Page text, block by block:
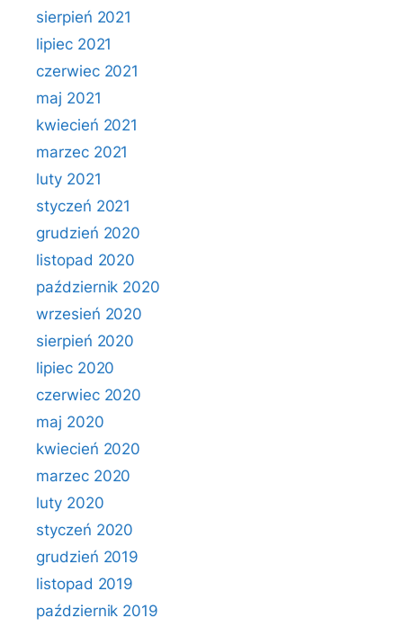
sierpień 2021
lipiec 2021
czerwiec 2021
maj 2021
kwiecień 2021
marzec 2021
luty 2021
styczeń 2021
grudzień 2020
listopad 2020
październik 2020
wrzesień 2020
sierpień 2020
lipiec 2020
czerwiec 2020
maj 2020
kwiecień 2020
marzec 2020
luty 2020
styczeń 2020
grudzień 2019
listopad 2019
październik 2019